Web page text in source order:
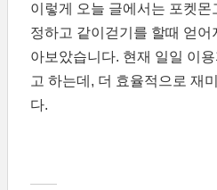
이렇게 오늘 글에서는 포켓몬
정하고 같이걷기를 할때 얻
아보았습니다. 현재 일일 이
고 하는데, 더 효율적으로 재
다.